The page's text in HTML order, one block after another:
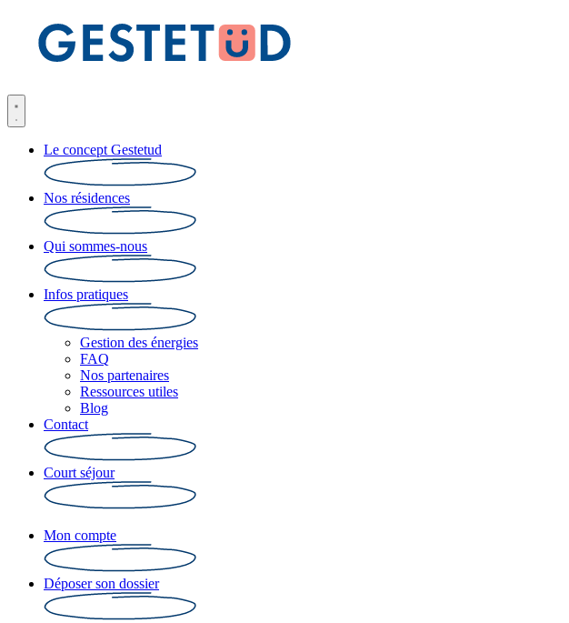
Le concept Gestetud
Nos résidences
Qui sommes-nous
Infos pratiques
Gestion des énergies
FAQ
Nos partenaires
Ressources utiles
Blog
Contact
Court séjour
Mon compte
Déposer son dossier